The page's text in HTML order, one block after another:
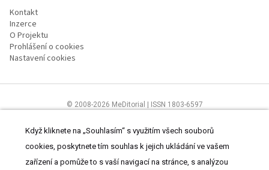
Kontakt
Inzerce
O Projektu
Prohlášení o cookies
Nastavení cookies
© 2008-2026 MeDitorial | ISSN 1803-6597
pracovníkům.Čtěte prohlášeníaZásady zpracování osobních údajů
Když kliknete na „Souhlasím“ s využitím všech souborů
cookies, poskytnete tím souhlas k jejich ukládání ve vašem
zařízení a pomůže to s vaší navigací na stránce, s analýzou